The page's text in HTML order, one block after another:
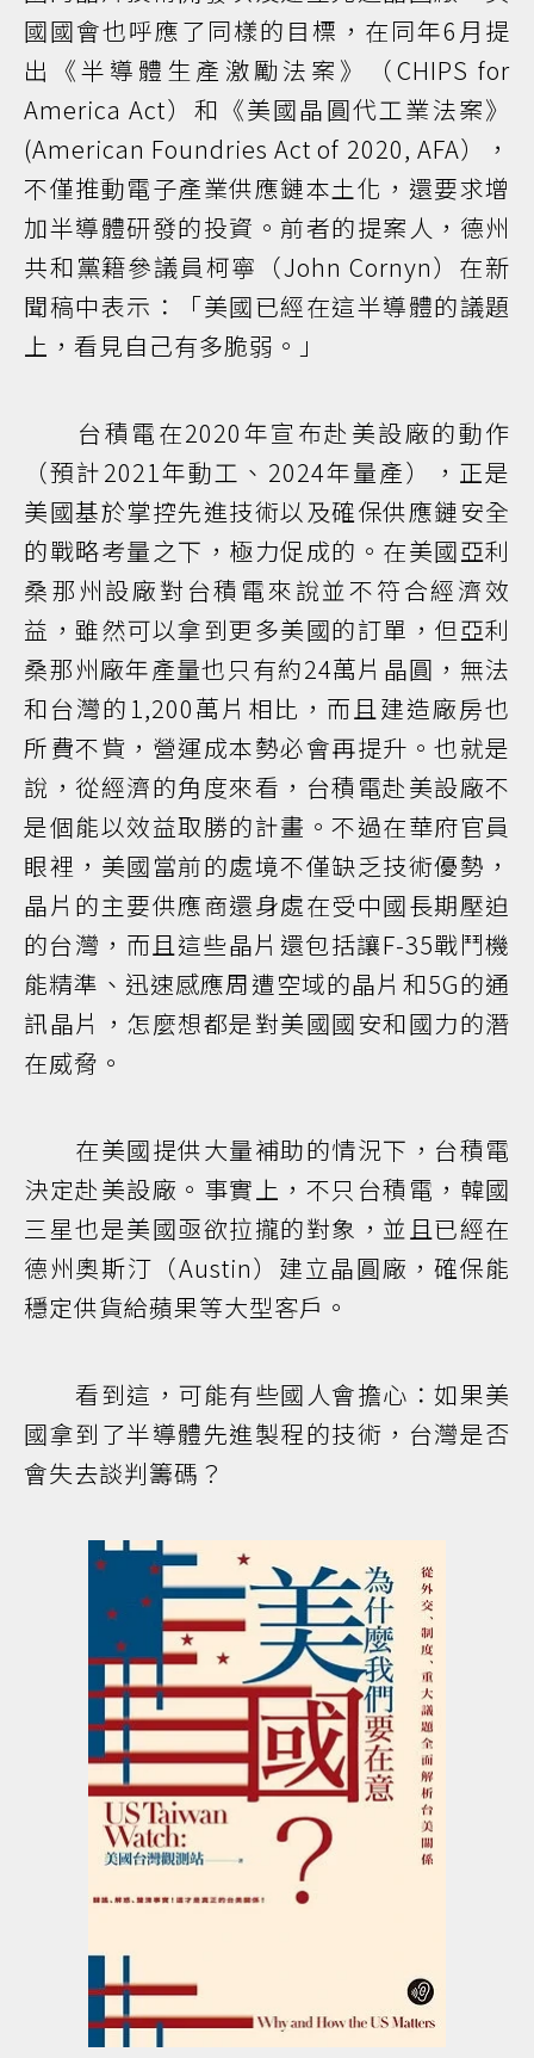
國國會也呼應了同樣的目標，在同年6月提
出《半導體生產激勵法案》（CHIPS for
America Act）和《美國晶圓代工業法案》
(American Foundries Act of 2020, AFA），
不僅推動電子產業供應鏈本土化，還要求增
加半導體研發的投資。前者的提案人，德州
共和黨籍參議員柯寧（John Cornyn）在新
聞稿中表示：「美國已經在這半導體的議題
上，看見自己有多脆弱。」
台積電在2020年宣布赴美設廠的動作
（預計2021年動工、2024年量產），正是
美國基於掌控先進技術以及確保供應鏈安全
的戰略考量之下，極力促成的。在美國亞利
桑那州設廠對台積電來說並不符合經濟效
益，雖然可以拿到更多美國的訂單，但亞利
桑那州廠年產量也只有約24萬片晶圓，無法
和台灣的1,200萬片相比，而且建造廠房也
所費不貲，營運成本勢必會再提升。也就是
說，從經濟的角度來看，台積電赴美設廠不
是個能以效益取勝的計畫。不過在華府官員
眼裡，美國當前的處境不僅缺乏技術優勢，
晶片的主要供應商還身處在受中國長期壓迫
的台灣，而且這些晶片還包括讓F-35戰鬥機
能精準、迅速感應周遭空域的晶片和5G的通
訊晶片，怎麼想都是對美國國安和國力的潛
在威脅。
在美國提供大量補助的情況下，台積電
決定赴美設廠。事實上，不只台積電，韓國
三星也是美國亟欲拉攏的對象，並且已經在
德州奧斯汀（Austin）建立晶圓廠，確保能
穩定供貨給蘋果等大型客戶。
看到這，可能有些國人會擔心：如果美
國拿到了半導體先進製程的技術，台灣是否
會失去談判籌碼？